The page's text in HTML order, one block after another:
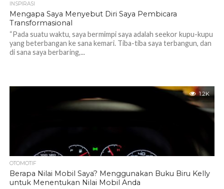
INSPIRASI
Mengapa Saya Menyebut Diri Saya Pembicara
Transformasional
“Pada suatu waktu, saya bermimpi saya adalah seekor kupu-kupu
yang beterbangan ke sana kemari. Tiba-tiba saya terbangun, dan
di sana saya berbaring,...
1.2K
OTOMOTIF
Berapa Nilai Mobil Saya? Menggunakan Buku Biru Kelly
untuk Menentukan Nilai Mobil Anda